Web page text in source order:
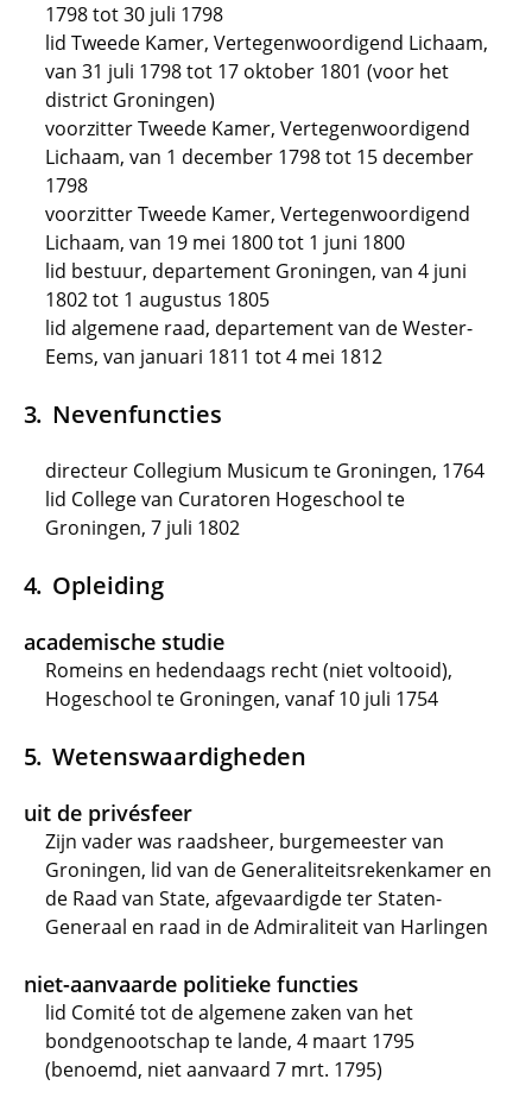
1798 tot 30 juli 1798
lid Tweede Kamer, Vertegenwoordigend Lichaam,
van 31 juli 1798 tot 17 oktober 1801 (voor het
district Groningen)
voorzitter Tweede Kamer, Vertegenwoordigend
Lichaam, van 1 december 1798 tot 15 december
1798
voorzitter Tweede Kamer, Vertegenwoordigend
Lichaam, van 19 mei 1800 tot 1 juni 1800
lid bestuur, departement Groningen, van 4 juni
1802 tot 1 augustus 1805
lid algemene raad, departement van de Wester-
Eems, van januari 1811 tot 4 mei 1812
Nevenfuncties
directeur Collegium Musicum te Groningen, 1764
lid College van Curatoren Hogeschool te
Groningen, 7 juli 1802
Opleiding
academische studie
Romeins en hedendaags recht (niet voltooid),
Hogeschool te Groningen, vanaf 10 juli 1754
Wetenswaardigheden
uit de privésfeer
Zijn vader was raadsheer, burgemeester van
Groningen, lid van de Generaliteitsrekenkamer en
de Raad van State, afgevaardigde ter Staten-
Generaal en raad in de Admiraliteit van Harlingen
niet-aanvaarde politieke functies
lid Comité tot de algemene zaken van het
bondgenootschap te lande, 4 maart 1795
(benoemd, niet aanvaard 7 mrt. 1795)